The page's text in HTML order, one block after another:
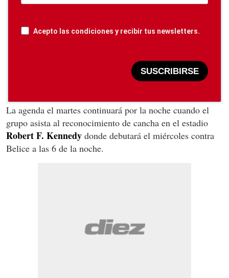
Acepto las condiciones y recibir tus newsletters.
SUSCRIBIRSE
La agenda el martes continuará por la noche cuando el
grupo asista al reconocimiento de cancha en el estadio
Robert F. Kennedy donde debutará el miércoles contra
Belice a las 6 de la noche.